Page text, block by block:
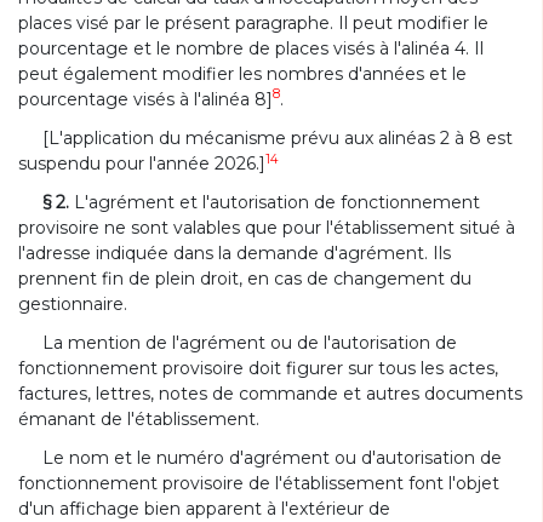
places visé par le présent paragraphe. Il peut modifier le
pourcentage et le nombre de places visés à l'alinéa 4. Il
peut également modifier les nombres d'années et le
pourcentage visés à l'alinéa 8]8.
[L'application du mécanisme prévu aux alinéas 2 à 8 est
suspendu pour l'année 2026.]14
§ 2. L'agrément et l'autorisation de fonctionnement
provisoire ne sont valables que pour l'établissement situé à
l'adresse indiquée dans la demande d'agrément. Ils
prennent fin de plein droit, en cas de changement du
gestionnaire.
La mention de l'agrément ou de l'autorisation de
fonctionnement provisoire doit figurer sur tous les actes,
factures, lettres, notes de commande et autres documents
émanant de l'établissement.
Le nom et le numéro d'agrément ou d'autorisation de
fonctionnement provisoire de l'établissement font l'objet
d'un affichage bien apparent à l'extérieur de